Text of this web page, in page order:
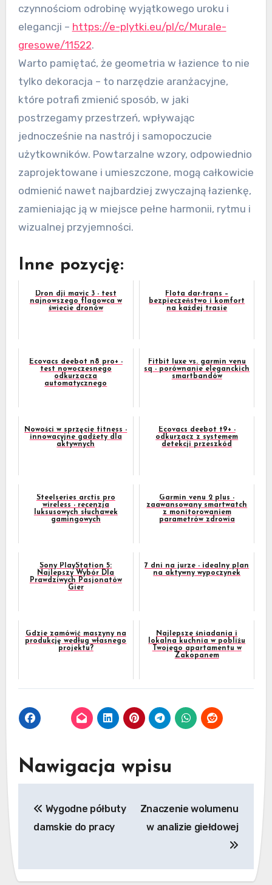
czynnościom odrobinę wyjątkowego uroku i
elegancji – https://e-plytki.eu/pl/c/Murale-
gresowe/11522.
Warto pamiętać, że geometria w łazience to nie
tylko dekoracja – to narzędzie aranżacyjne,
które potrafi zmienić sposób, w jaki
postrzegamy przestrzeń, wpływając
jednocześnie na nastrój i samopoczucie
użytkowników. Powtarzalne wzory, odpowiednio
zaprojektowane i umieszczone, mogą całkowicie
odmienić nawet najbardziej zwyczajną łazienkę,
zamieniając ją w miejsce pełne harmonii, rytmu i
wizualnej przyjemności.
Inne pozycję:
Dron dji mavic 3 - test
najnowszego flagowca w
świecie dronów
Flota dar-trans –
bezpieczeństwo i komfort
na każdej trasie
Ecovacs deebot n8 pro+ -
test nowoczesnego
odkurzacza
automatycznego
Fitbit luxe vs. garmin venu
sq - porównanie eleganckich
smartbandów
Nowości w sprzęcie fitness -
innowacyjne gadżety dla
aktywnych
Ecovacs deebot t9+ -
odkurzacz z systemem
detekcji przeszkód
Steelseries arctis pro
wireless - recenzja
luksusowych słuchawek
gamingowych
Garmin venu 2 plus -
zaawansowany smartwatch
z monitorowaniem
parametrów zdrowia
Sony PlayStation 5:
Najlepszy Wybór Dla
Prawdziwych Pasjonatów
Gier
7 dni na jurze - idealny plan
na aktywny wypoczynek
Gdzie zamówić maszyny na
produkcję według własnego
projektu?
Najlepsze śniadania i
lokalna kuchnia w pobliżu
Twojego apartamentu w
Zakopanem
Nawigacja wpisu
Wygodne półbuty
damskie do pracy
Znaczenie wolumenu
w analizie giełdowej